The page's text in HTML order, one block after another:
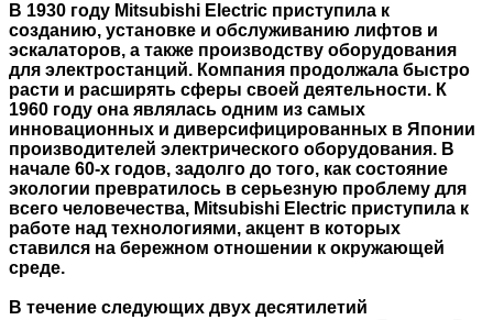
В 1930 году Mitsubishi Electric приступила к
созданию, установке и обслуживанию лифтов и
эскалаторов, а также производству оборудования
для электростанций. Компания продолжала быстро
расти и расширять сферы своей деятельности. К
1960 году она являлась одним из самых
инновационных и диверсифицированных в Японии
производителей электрического оборудования. В
начале 60-х годов, задолго до того, как состояние
экологии превратилось в серьезную проблему для
всего человечества, Mitsubishi Electric приступила к
работе над технологиями, акцент в которых
ставился на бережном отношении к окружающей
среде.
В течение следующих двух десятилетий